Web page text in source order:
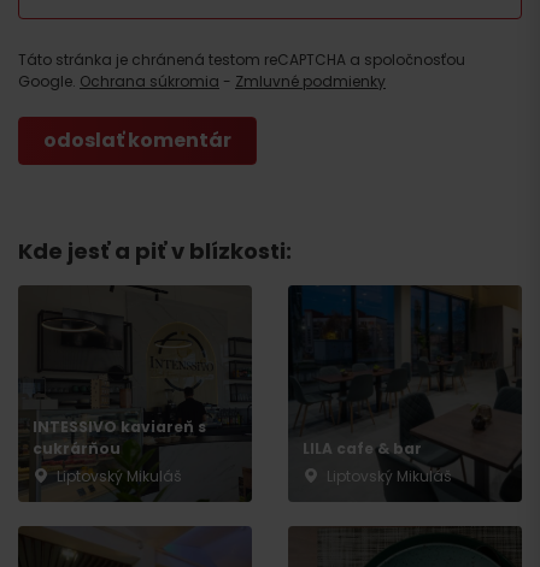
Táto stránka je chránená testom reCAPTCHA a spoločnosťou
Google. Ochrana súkromia - Zmluvné podmienky
Kde jesť a piť v blízkosti:
INTESSIVO kaviareň s
cukrárňou
Liptovský Mikuláš
LILA cafe & bar
Liptovský Mikuláš